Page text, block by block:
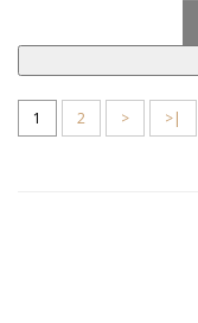
1 2 >
>|